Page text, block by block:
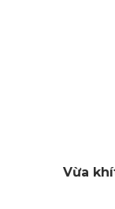
1.2. Cấu Tạo
Thảm lót sàn 360
dụng vật liệu
thẩm mỹ. Bề mặt
tiết nổi dạng kim
trơn và dễ vệ
Vừa